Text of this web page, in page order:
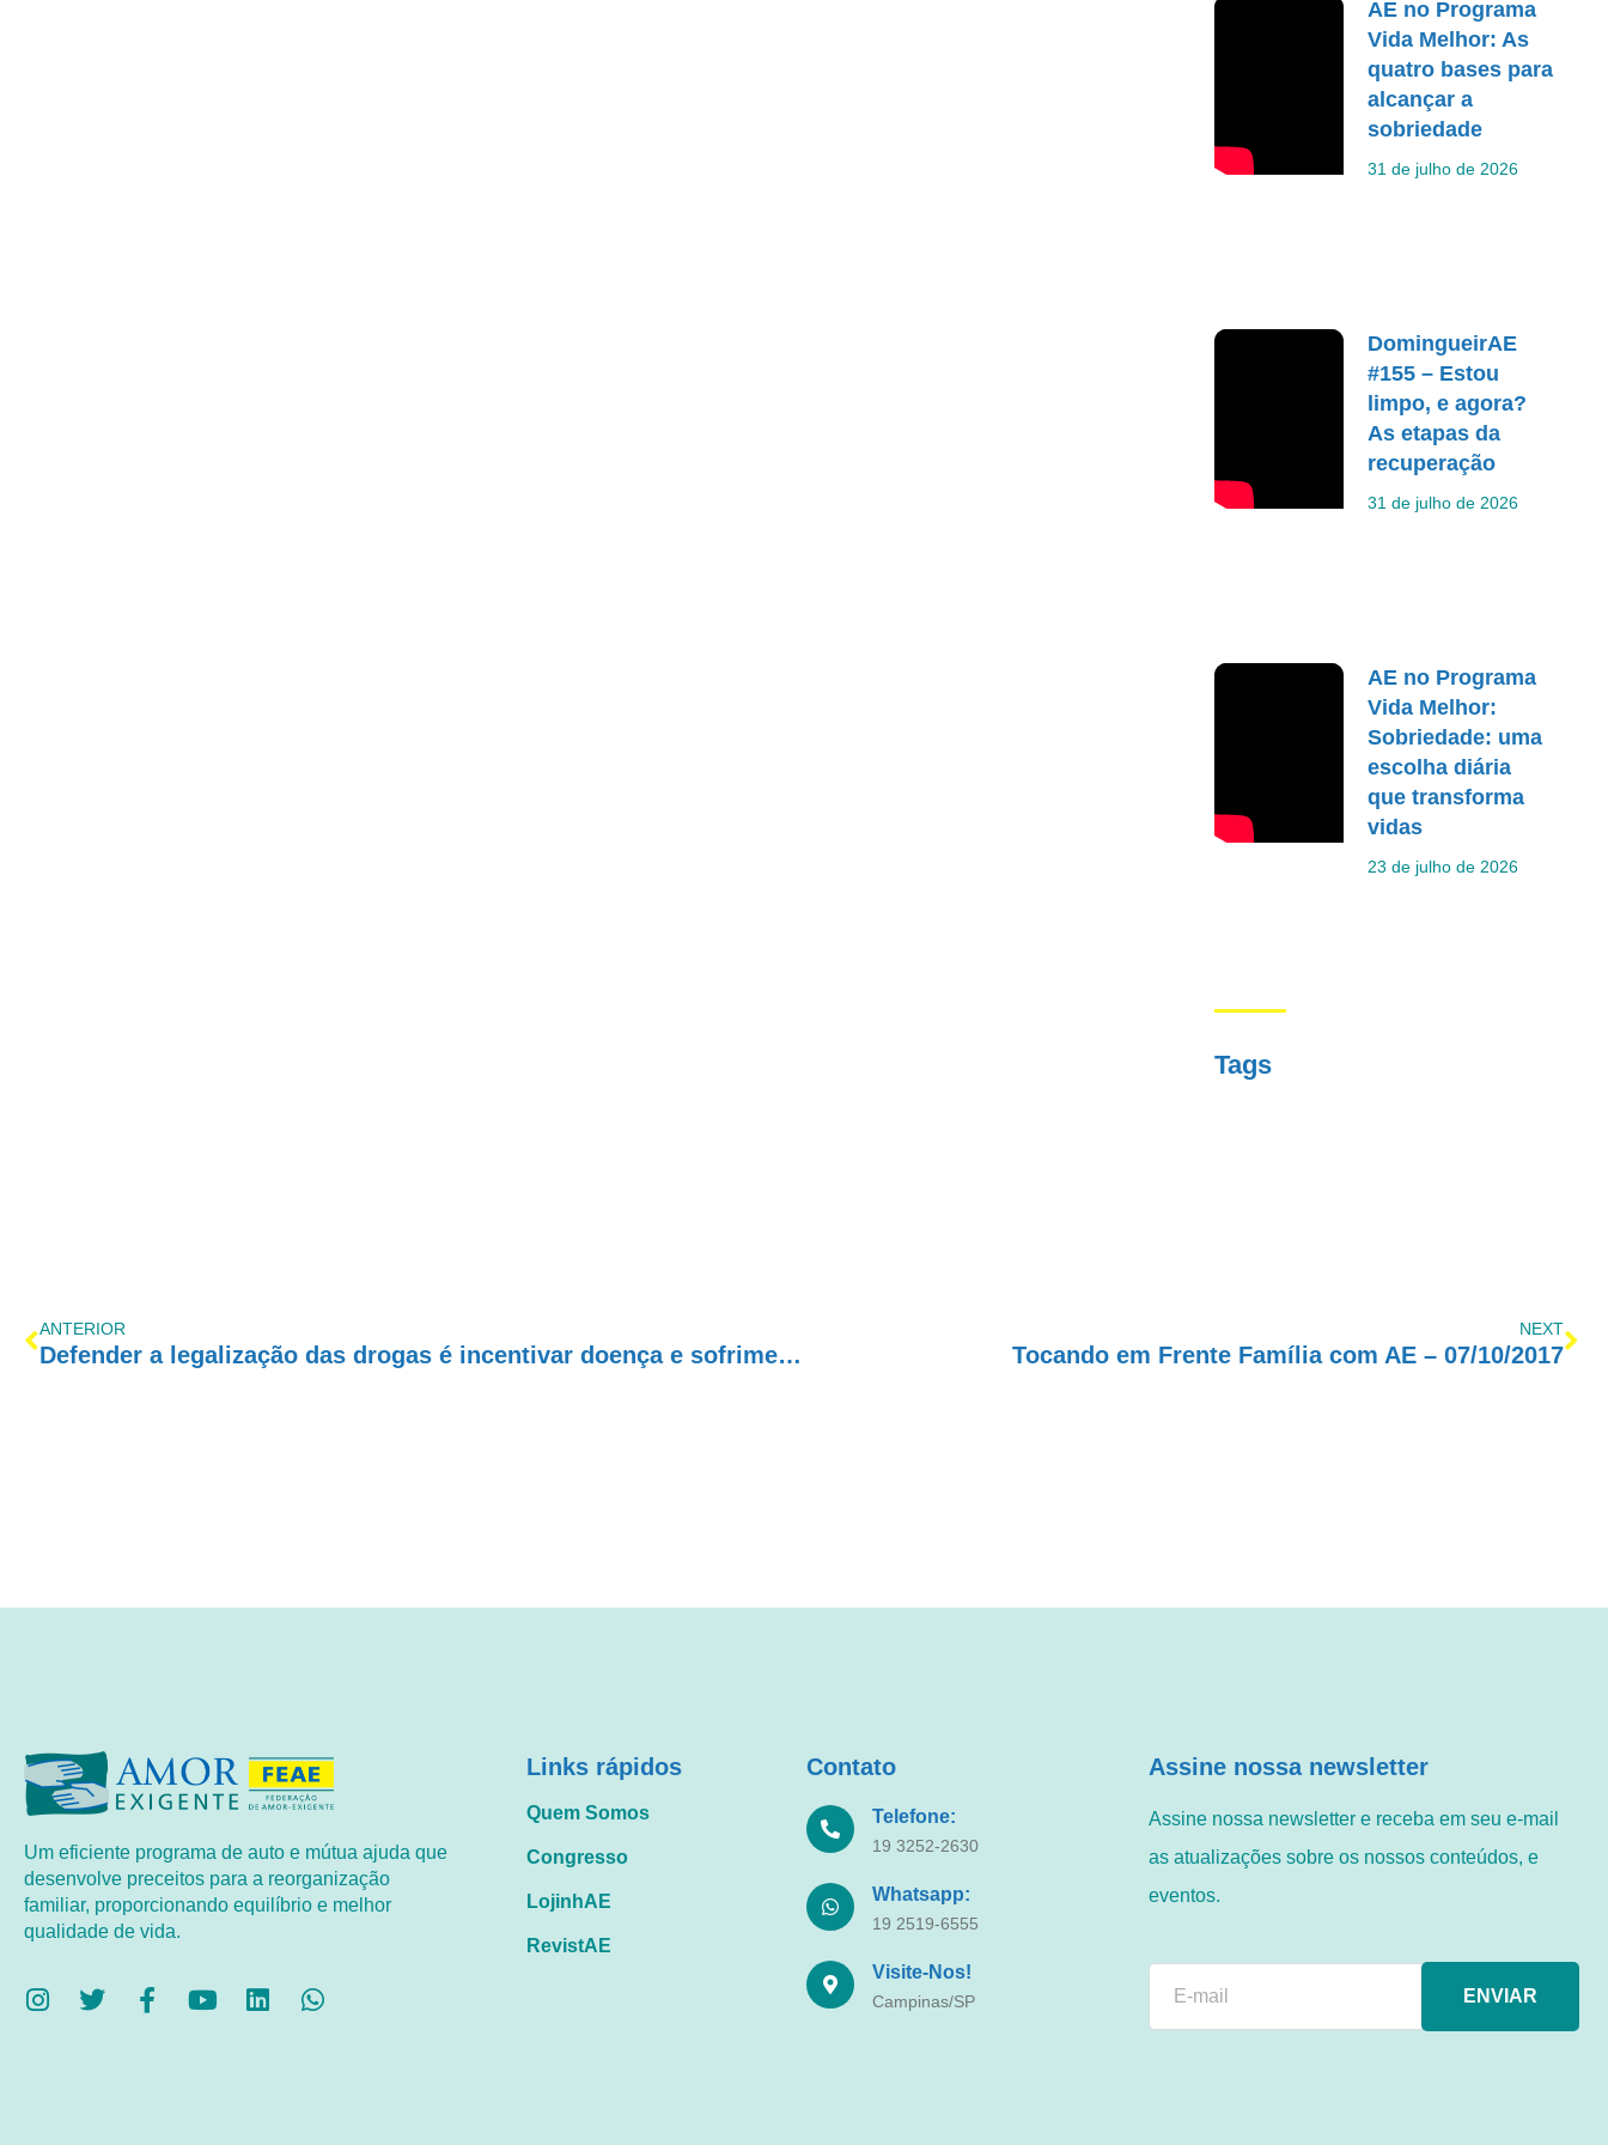
AE no Programa
Vida Melhor: As
quatro bases para
alcançar a
sobriedade
31 de julho de 2026
DomingueirAE
#155 – Estou
limpo, e agora?
As etapas da
recuperação
31 de julho de 2026
AE no Programa
Vida Melhor:
Sobriedade: uma
escolha diária
que transforma
vidas
23 de julho de 2026
Tags
ANTERIOR
Defender a legalização das drogas é incentivar doença e sofrimento
NEXT
Tocando em Frente Família com AE – 07/10/2017
Um eficiente programa de auto e mútua ajuda que
desenvolve preceitos para a reorganização
familiar, proporcionando equilíbrio e melhor
qualidade de vida.
Links rápidos
Quem Somos
Congresso
LojinhAE
RevistAE
Contato
Telefone:
19 3252-2630
Whatsapp:
19 2519-6555
Visite-Nos!
Campinas/SP
Assine nossa newsletter
Assine nossa newsletter e receba em seu e-mail
as atualizações sobre os nossos conteúdos, e
eventos.
ENVIAR